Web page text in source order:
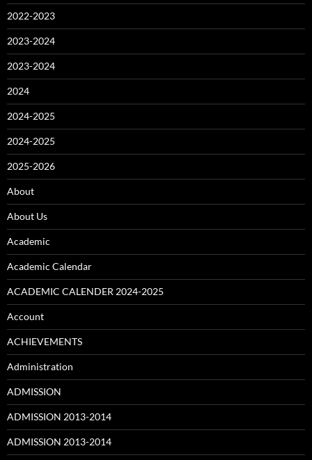
2022-2023
2023-2024
2023-2024
2024
2024-2025
2024-2025
2025-2026
About
About Us
Academic
Academic Calendar
ACADEMIC CALENDER 2024-2025
Account
ACHIEVEMENTS
Administration
ADMISSION
ADMISSION 2013-2014
ADMISSION 2013-2014